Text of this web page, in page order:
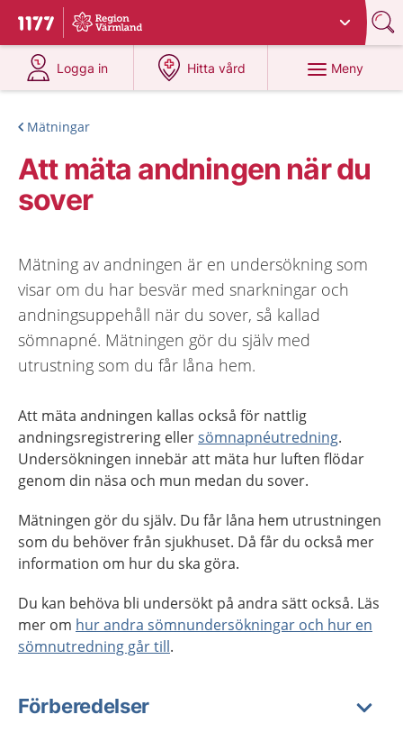
Till startsidan för 1177
Du har valt region
Logga in
på 1177.se
Hitta vård
på 1177.se
Meny
Mätningar
Att mäta andningen när du
sover
Mätning av andningen är en undersökning som
visar om du har besvär med snarkningar och
andningsuppehåll när du sover, så kallad
sömnapné. Mätningen gör du själv med
utrustning som du får låna hem.
Att mäta andningen kallas också för nattlig
andningsregistrering ellersömnapnéutredning.
Undersökningen innebär att mäta hur luften flödar
genom din näsa och mun medan du sover.
Mätningen gör du själv. Du får låna hem utrustningen
som du behöver från sjukhuset. Då får du också mer
information om hur du ska göra.
Du kan behöva bli undersökt på andra sätt också. Läs
mer om hur andra sömnundersökningar och hur en
sömnutredning går till.
Förberedelser